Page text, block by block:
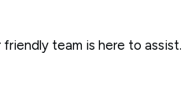
team is here to assist.